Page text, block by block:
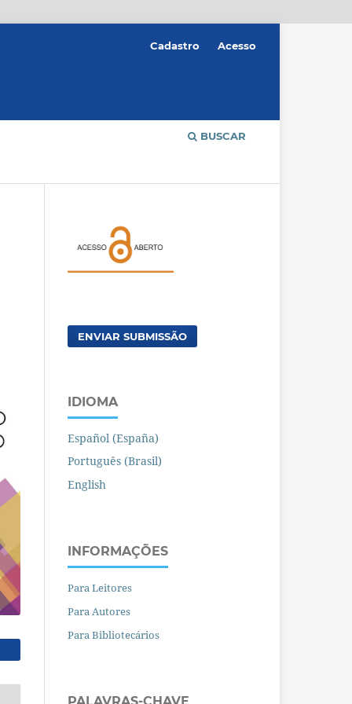
BUSCAR
Cadastro Acesso
ENVIAR SUBMISSÃO
IDIOMA
Español (España)
Português (Brasil)
English
INFORMAÇÕES
Para Leitores
Para Autores
Para Bibliotecários